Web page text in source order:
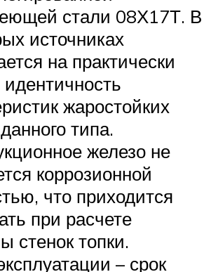
стали 08Х17Т. В
источниках
на практически
жаростойких
типа.
железо не
коррозионной
что приходится
при расчете
стенок топки.
– срок